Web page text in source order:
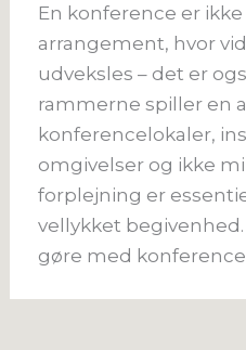
En konference er
arrangement, hvor
udveksles – det er
rammerne spiller en
konferencelokaler,
omgivelser og ikke
forplejning er
vellykket
gøre med